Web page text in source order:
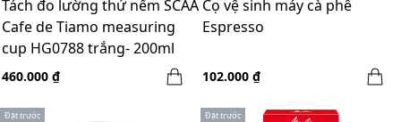
Tách đo lường thử nếm SCAA
Cafe de Tiamo measuring
cup HG0788 trắng- 200ml
460.000 ₫
Cọ vệ sinh máy cà phê
Espresso
102.000 ₫
Đặt trước Đặt trước